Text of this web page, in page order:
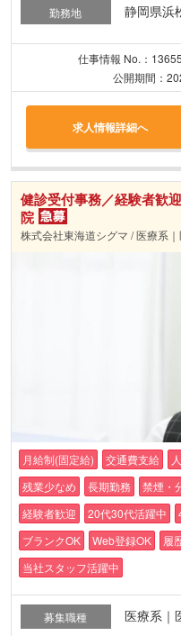
勤務地 静岡県浜
仕事情報 No.：
公開期間：
求人情報詳細へ
健診受付事務／経験者歓
院
株式会社東海道シグマ / 医療系
月給制(固定給) 交通費支給
残業少なめ
長期勤務 禁煙・
経験者歓迎
20代30代活躍中
ブランクOK
Web登録OK 履
当社スタッフ活躍中
募集職種 医療系｜